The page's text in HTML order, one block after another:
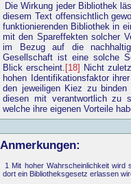
Die Wirkung jeder Bibliothek
diesem Text offensichtlich
funktionierenden Bibliothek in
mit den Spareffekten solcher
im Bezug auf die
Gesellschaft ist eine solche
Blick erscheint. [18] Nicht
hohen Identifikationsfaktor
den jeweiligen Kiez zu
diesen mit verantwortlich zu
welche ihre eigenen Vorteile
Anmerkungen:
1 Mit hoher Wahrscheinlichkeit
dort ein Bibliotheksgesetz erlassen